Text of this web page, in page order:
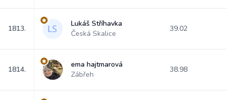
1813.
Lukáš Stříhavka
Česká Skalice
39.02
1814.
ema hajtmarová
Zábřeh
38.98